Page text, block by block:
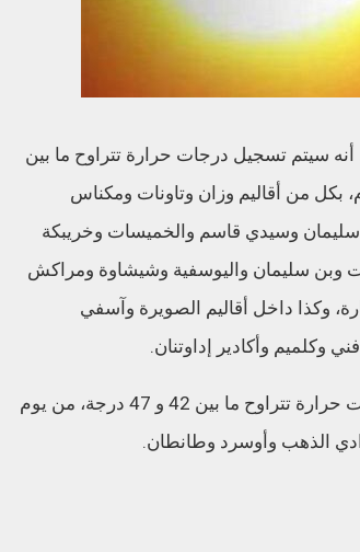
سيتم تسجيل درجات حرارة تتراوح ما بين
بكل من أقاليم وزان وتاونات ومكناس
وسيدي قاسم والخميسات وخريبكة
وبن سليمان واليوسفية وشيشاوة ومراكش
وكذا داخل أقاليم الصويرة وآسفي
وكلميم وأكادير إداوتنان.
وأضافت المديرية، في النشرة ذاتها، أنه سيتم أيضا تسجيل درجات حرارة تتراوح ما بين 42 و 47 درجة، من يوم
الذهب وأوسرد وطانطان.